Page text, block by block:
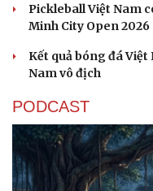
Pickleball Việt Nam
Minh City Open 2026
Kết quả bóng đá
Nam vô địch
PODCAST